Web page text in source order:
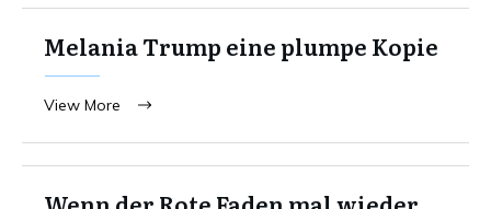
Melania Trump eine plumpe Kopie
View More